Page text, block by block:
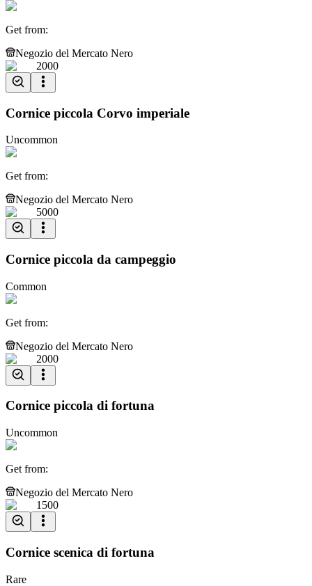
Get from:
Negozio del Mercato Nero
2000
Cornice piccola Corvo imperiale
Uncommon
Get from:
Negozio del Mercato Nero
5000
Cornice piccola da campeggio
Common
Get from:
Negozio del Mercato Nero
2000
Cornice piccola di fortuna
Uncommon
Get from:
Negozio del Mercato Nero
1500
Cornice scenica di fortuna
Rare